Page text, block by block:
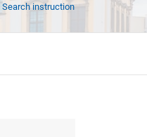
Search instruction